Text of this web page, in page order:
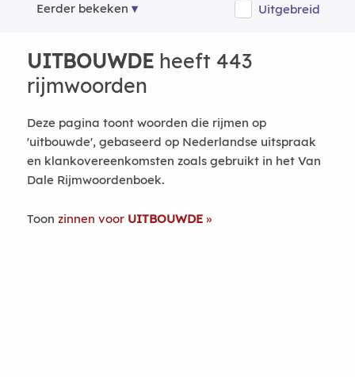
Eerder bekeken Uitgebreid
UITBOUWDEheeft 443
rijmwoorden
Deze pagina toont woorden die rijmen op
'uitbouwde', gebaseerd op Nederlandse uitspraak
en klankovereenkomsten zoals gebruikt in het Van
Dale Rijmwoordenboek.
Toon zinnen voor UITBOUWDE